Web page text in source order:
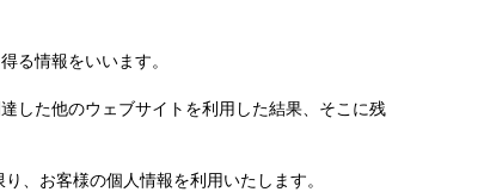
る情報をいいます。
した他のウェブサイトを利用した結果、そこに残
、お客様の個人情報を利用いたします。